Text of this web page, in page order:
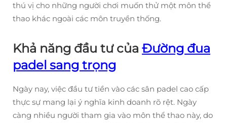
thú vị cho những người chơi muốn thử một môn thể
thao khác ngoài các môn truyền thống.
Khả năng đầu tư của Đường đua
padel sang trọng
Ngày nay, việc đầu tư tiền vào các sân padel cao cấp
thực sự mang lại ý nghĩa kinh doanh rõ rệt. Ngày
càng nhiều người tham gia vào môn thể thao này, do